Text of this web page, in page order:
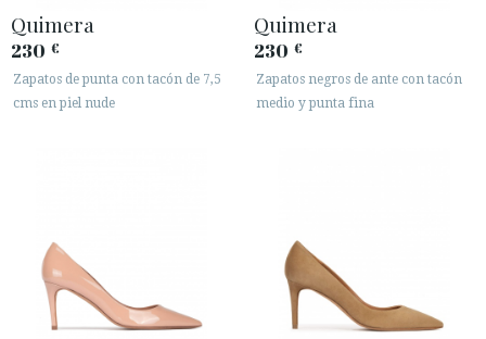
Quimera
230 €
Zapatos de punta con tacón de 7,5
cms en piel nude
Quimera
230 €
Zapatos negros de ante con tacón
medio y punta fina